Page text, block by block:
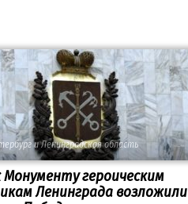
и Ленинградская область
героическим
Ленинграда возложили